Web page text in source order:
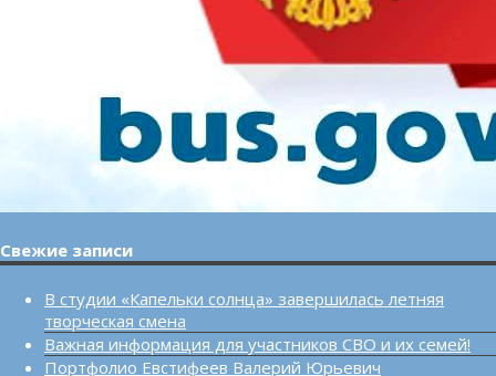
Свежие записи
В студии «Капельки солнца» завершилась летняя
творческая смена
Важная информация для участников СВО и их семей!
Портфолио Евстифеев Валерий Юрьевич